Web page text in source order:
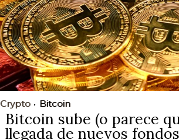
Crypto Bitcoin
Bitcoin sube (o parece
llegada de nuevos fondos